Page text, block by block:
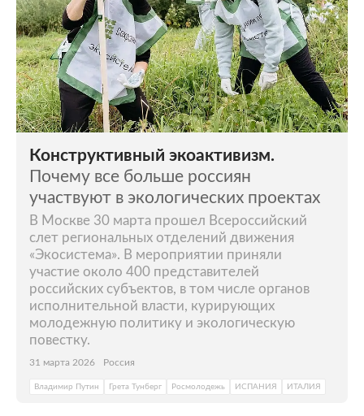
Конструктивный экоактивизм.
Почему все больше россиян
участвуют в экологических проектах
В Москве 30 марта прошел Всероссийский
слет региональных отделений движения
«Экосистема». В мероприятии приняли
участие около 400 представителей
российских субъектов, в том числе органов
исполнительной власти, курирующих
молодежную политику и экологическую
повестку.
31 марта 2026 Россия
Владимир Путин Грета Тунберг Росмолодежь ИСПАНИЯ ИТАЛИЯ